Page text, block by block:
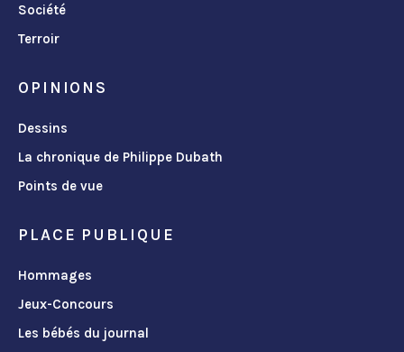
Société
Terroir
OPINIONS
Dessins
La chronique de Philippe Dubath
Points de vue
PLACE PUBLIQUE
Hommages
Jeux-Concours
Les bébés du journal